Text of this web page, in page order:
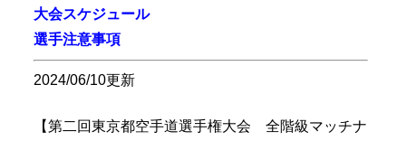
大会スケジュール
選手注意事項
2024/06/10更新
【第二回東京都空手道選手権大会 全階級マッチナ